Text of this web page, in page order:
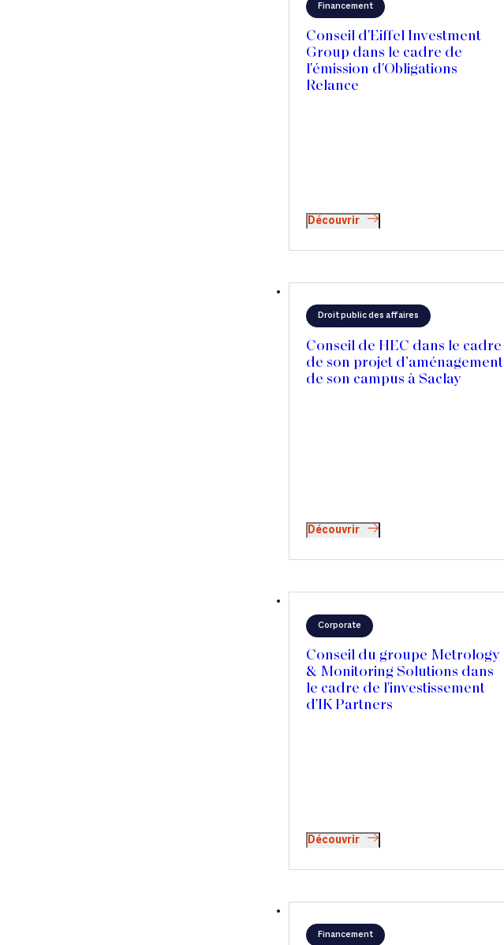
Financement
Conseil d'Eiffel Investment
Group dans le cadre de
l'émission d'Obligations
Relance
Découvrir
Droit public des affaires
Conseil de HEC dans le cadre
de son projet d’aménagement
de son campus à Saclay
Découvrir
Corporate
Conseil du groupe Metrology
& Monitoring Solutions dans
le cadre de l'investissement
d'IK Partners
Découvrir
Financement